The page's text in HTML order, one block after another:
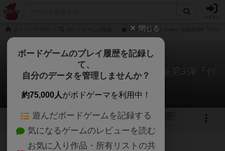
Dungeon Dice Online 拡張第3弾『付与
ダンジョンダイスオンライン：拡張第3弾『付
与術の刻印』
くつろぎさんのレビュー
1 1 2
199名 3名 0 6ヶ月前
閉じる
ボードゲームのプレイ履歴を記録し
て、
自分のデータを管理しませんか？
約75,000人がボドゲーマを利用中！
遊んだボードゲームを記録する
気になるゲームのレビューを読む
お気に入り作品・所有リストの共